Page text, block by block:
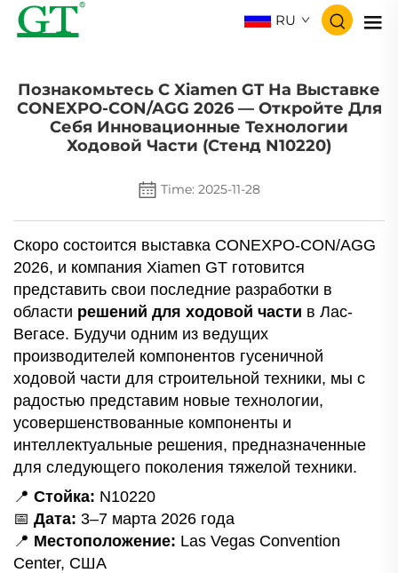
RU
Познакомьтесь С Xiamen GT На Выставке
CONEXPO-CON/AGG 2026 — Откройте Для
Себя Инновационные Технологии
Ходовой Части (стенд N10220)
Time: 2025-11-28
Скоро состоится выставка CONEXPO-CON/AGG
2026, и компания Xiamen GT готовится
представить свои последние разработки в
области решений для ходовой части в Лас-
Вегасе. Будучи одним из ведущих
производителей компонентов гусеничной
ходовой части для строительной техники, мы с
радостью представим новые технологии,
усовершенствованные компоненты и
интеллектуальные решения, предназначенные
для следующего поколения тяжелой техники.
📍 Стойка: N10220
📅 Дата: 3–7 марта 2026 года
📍 Местоположение: Las Vegas Convention
Center, США